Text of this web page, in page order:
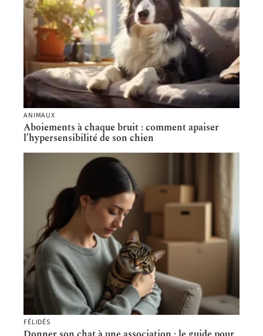
ANIMAUX
Aboiements à chaque bruit : comment apaiser
l’hypersensibilité de son chien
FÉLIDÉS